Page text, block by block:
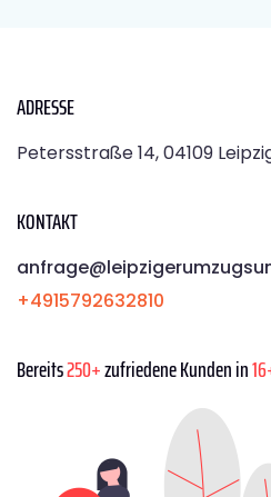
ADRESSE
Petersstraße 14, 04109
KONTAKT
+4915792632810
Bereits250+zufriedene Kunden in